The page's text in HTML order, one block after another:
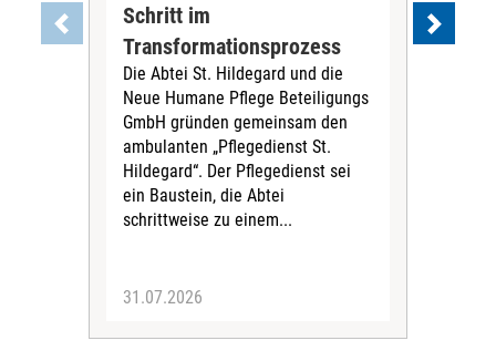
Schritt im
Transformationsprozess
Die Abtei St. Hildegard und die
Neue Humane Pflege Beteiligungs
GmbH gründen gemeinsam den
ambulanten „Pflegedienst St.
Hildegard“. Der Pflegedienst sei
ein Baustein, die Abtei
schrittweise zu einem...
31.07.2026